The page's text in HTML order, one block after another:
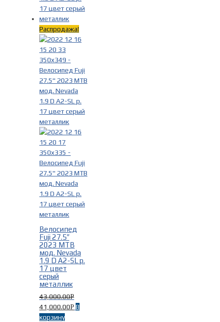
Распродажа!
Велосипед
Fuji 27.5″
2023 MTB
мод. Nevada
1.9 D A2-SL р.
17 цвет
серый
металлик
43,000.00Р
41,000.00Р В
корзину